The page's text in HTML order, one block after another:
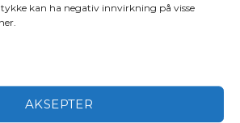
kan ha negativ innvirkning på visse
AKSEPTER
båtpolitikk båtsikkerhet
drivstoffpriser båt